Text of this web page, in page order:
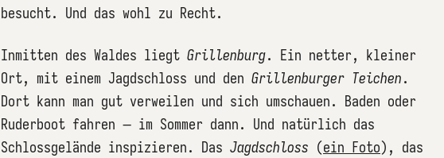
besucht. Und das wohl zu Recht.
Inmitten des Waldes liegt Grillenburg. Ein netter, kleiner
Ort, mit einem Jagdschloss und den Grillenburger Teichen.
Dort kann man gut verweilen und sich umschauen. Baden oder
Ruderboot fahren – im Sommer dann. Und natürlich das
Schlossgelände inspizieren. Das Jagdschloss (ein Foto), das